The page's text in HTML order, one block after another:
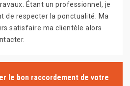
Étant un professionnel, je
de respecter la ponctualité. Ma
satisfaire ma clientèle alors
le bon raccordement de votre